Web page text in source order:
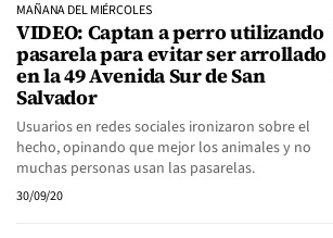
MAÑANA DEL MIÉRCOLES
VIDEO: Captan a perro utilizando
pasarela para evitar ser arrollado
en la 49 Avenida Sur de San
Salvador
Usuarios en redes sociales ironizaron sobre el
hecho, opinando que mejor los animales y no
muchas personas usan las pasarelas.
30/09/20